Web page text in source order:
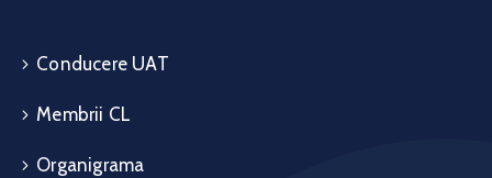
Conducere UAT
Membrii CL
Organigrama